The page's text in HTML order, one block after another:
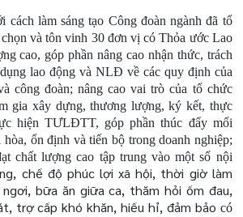
cách làm sáng tạo Công đoàn ngành đã tổ
và tôn vinh 30 đơn vị có Thỏa ước Lao
cao, góp phần nâng cao nhận thức, trách
lao động và NLĐ về các quy định của
công đoàn; nâng cao vai trò của tổ chức
gia xây dựng, thương lượng, ký kết, thực
hiện TƯLĐTT, góp phần thúc đẩy mối
hòa, ổn định và tiến bộ trong doanh nghiệp;
chất lượng cao tập trung vào một số nội
chế độ phúc lợi xã hội, thời giờ làm
bữa ăn giữa ca, thăm hỏi ốm đau,
trợ cấp khó khăn, hiếu hỉ, đảm bảo có